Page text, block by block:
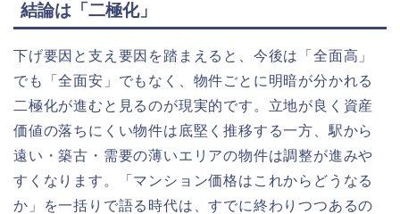
結論は「二極化」
下げ要因と支え要因を踏まえると、今後は「全面高」
でも「全面安」でもなく、物件ごとに明暗が分かれる
二極化が進むと見るのが現実的です。立地が良く資産
価値の落ちにくい物件は底堅く推移する一方、駅から
遠い・築古・需要の薄いエリアの物件は調整が進みや
すくなります。「マンション価格はこれからどうなる
か」を一括りで語る時代は、すでに終わりつつあるの